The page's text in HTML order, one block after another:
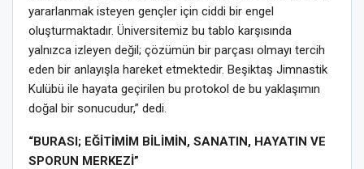
yararlanmak isteyen gençler için ciddi bir engel
oluşturmaktadır. Üniversitemiz bu tablo karşısında
yalnızca izleyen değil; çözümün bir parçası olmayı tercih
eden bir anlayışla hareket etmektedir. Beşiktaş Jimnastik
Kulübü ile hayata geçirilen bu protokol de bu yaklaşımın
doğal bir sonucudur,” dedi.
“BURASI; EĞİTİMİM BİLİMİN, SANATIN, HAYATIN VE
SPORUN MERKEZİ”